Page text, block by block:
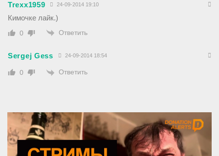
Trexx1959 24-09-2014 19:10
Кимочке лайк.)
0 Ответить
Sergej Gess 24-09-2014 18:54
0 Ответить